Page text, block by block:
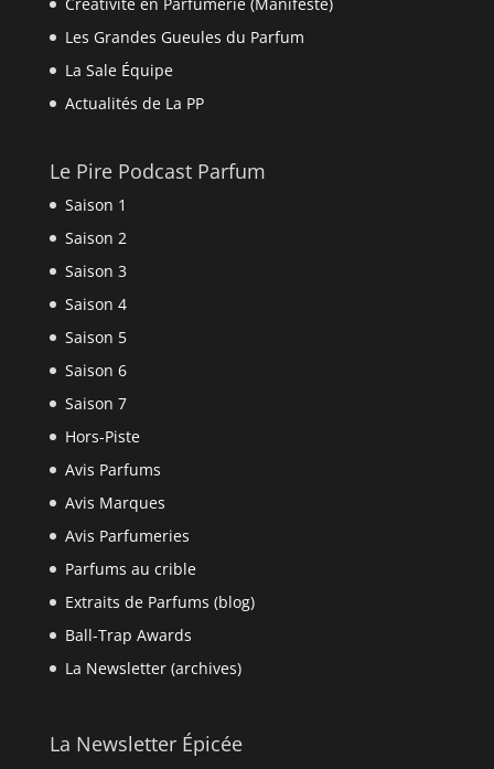
Les Grandes Gueules du Parfum
La Sale Équipe
Actualités de La PP
Le Pire Podcast Parfum
Saison 1
Saison 2
Saison 3
Saison 4
Saison 5
Saison 6
Saison 7
Hors-Piste
Avis Parfums
Avis Marques
Avis Parfumeries
Parfums au crible
Extraits de Parfums (blog)
Ball-Trap Awards
La Newsletter (archives)
La Newsletter Épicée